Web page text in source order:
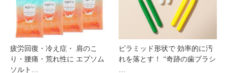
疲労回復・冷え症・ 肩のこ
り・腰痛・荒れ性に エプソム
ソルト…
ピラミッド形状で 効率的に汚
れを落とす！ “奇跡の歯ブラシ